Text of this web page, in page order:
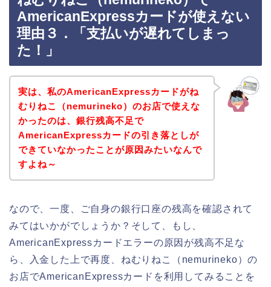
AmericanExpressカードが使えない
理由３．「支払いが遅れてしまっ
た！」
実は、私のAmericanExpressカードがね
むりねこ（nemurineko）のお店で使えな
かったのは、銀行残高不足で
AmericanExpressカードの引き落としが
できていなかったことが原因みたいなんで
すよね～
なので、一度、ご自身の銀行口座の残高を確認されて
みてはいかがでしょうか？そして、もし、
AmericanExpressカードエラーの原因が残高不足な
ら、入金した上で再度、ねむりねこ（nemurineko）の
お店でAmericanExpressカードを利用してみることを